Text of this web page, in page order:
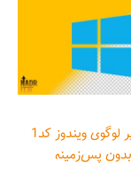
دانلود تصویر لوگوی ویندوز کد1